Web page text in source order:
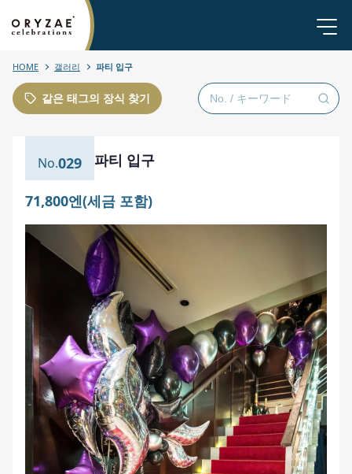
HOME 갤러리 파티 입구
같은 태그의 장식 찾기
029 파티 입구
71,800엔(세금 포함)